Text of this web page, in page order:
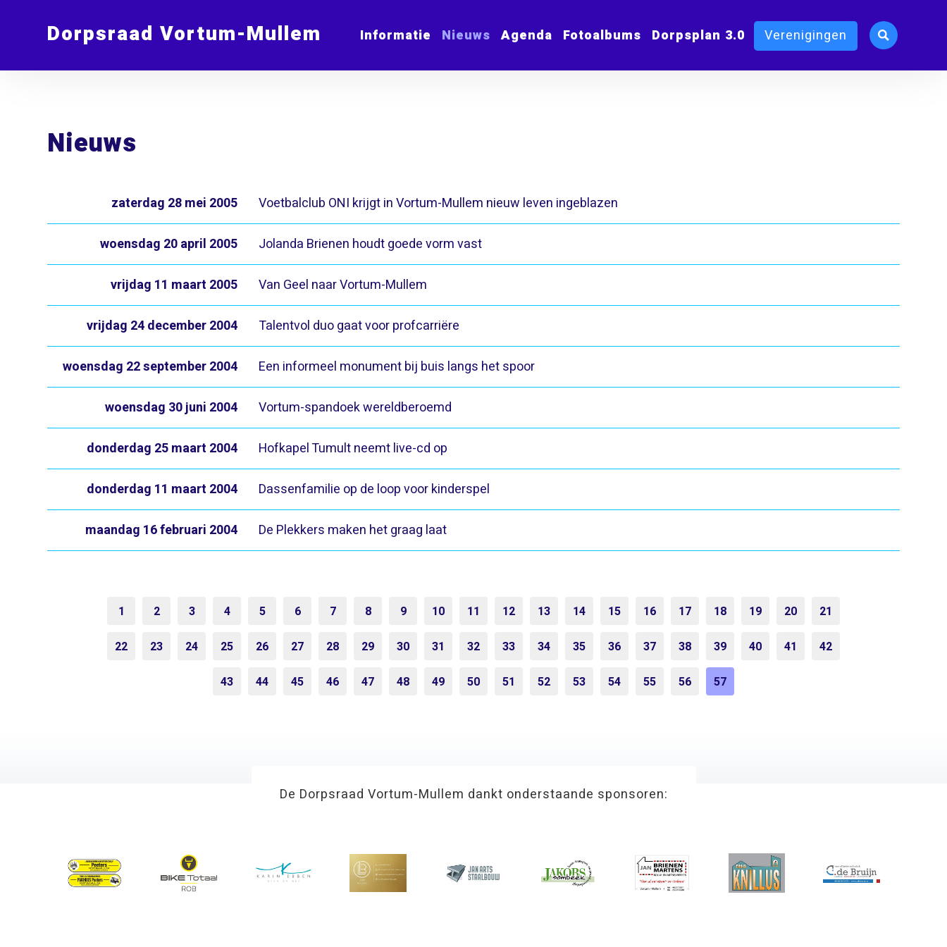
Dorpsraad Vortum-Mullem Informatie Nieuws Agenda Fotoalbums Dorpsplan 3.0 Verenigingen
Nieuws
Voetbalclub ONI krijgt in Vortum-Mullem nieuw leven ingeblazen
zaterdag 28 mei 2005
Jolanda Brienen houdt goede vorm vast
woensdag 20 april 2005
Van Geel naar Vortum-Mullem
vrijdag 11 maart 2005
Talentvol duo gaat voor profcarriëre
vrijdag 24 december 2004
Een informeel monument bij buis langs het spoor
woensdag 22 september 2004
Vortum-spandoek wereldberoemd
woensdag 30 juni 2004
Hofkapel Tumult neemt live-cd op
donderdag 25 maart 2004
Dassenfamilie op de loop voor kinderspel
donderdag 11 maart 2004
De Plekkers maken het graag laat
maandag 16 februari 2004
1 2 3 4 5 6 7 8 9 10 11 12 13 14 15 16 17 18 19 20 21
22 23 24 25 26 27 28 29 30 31 32 33 34 35 36 37 38 39 40 41 42
43 44 45 46 47 48 49 50 51 52 53 54 55 56 57
De Dorpsraad Vortum-Mullem dankt onderstaande sponsoren: